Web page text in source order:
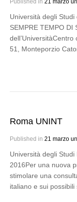
Published in 21 marzo
Università degli
SEMPRE TEMPO DI
51, Monteporzio
Roma UNINT
Published in 21 marzo
Università degli
2016Per una nuova
stimolare una
italiano e sui possibili